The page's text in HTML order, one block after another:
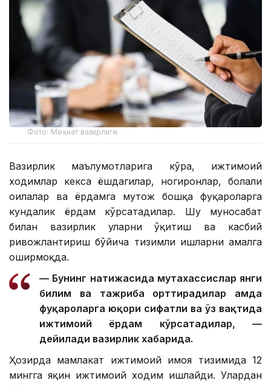
Фото: Меҳнат вазирлиги
Вазирлик маълумотларига кўра, ижтимоий
ходимлар кекса ёшдагилар, ногиронлар, болали
оилалар ва ёрдамга муҳтож бошқа фуқароларга
кундалик ёрдам кўрсатадилар. Шу муносабат
билан вазирлик уларни ўқитиш ва касбий
ривожлантириш бўйича тизимли ишларни амалга
оширмоқда.
— Бунинг натижасида мутахассислар янги
билим ва тажриба орттирадилар ҳамда
фуқароларга юқори сифатли ва ўз вақтида
ижтимоий ёрдам кўрсатадилар, —
дейилади вазирлик хабарида.
Ҳозирда мамлакат ижтимоий ҳимоя тизимида 12
мингга яқин ижтимоий ходим ишлайди. Улардан